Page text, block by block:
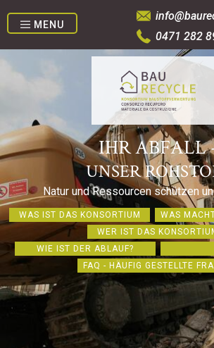
MENU
0471 282
IHR ABFALL
UNSER
Natur und Ressourcen schützen
WAS IST DAS KONSORTIUM
WAS
WER IST DAS
WIE IST DER ABLAUF?
FAQ - HÄUFIG GESTELLTE